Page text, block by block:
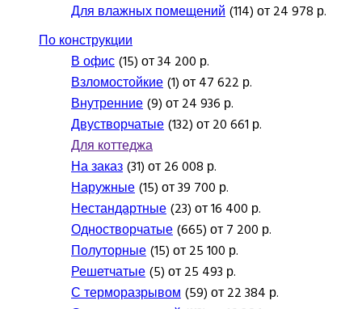
Для влажных помещений(114) от 24 978 р.
По конструкции
В офис(15) от 34 200 р.
Взломостойкие(1) от 47 622 р.
Внутренние(9) от 24 936 р.
Двустворчатые(132) от 20 661 р.
Для коттеджа
На заказ(31) от 26 008 р.
Наружные(15) от 39 700 р.
Нестандартные(23) от 16 400 р.
Одностворчатые(665) от 7 200 р.
Полуторные(15) от 25 100 р.
Решетчатые(5) от 25 493 р.
С терморазрывом(59) от 22 384 р.